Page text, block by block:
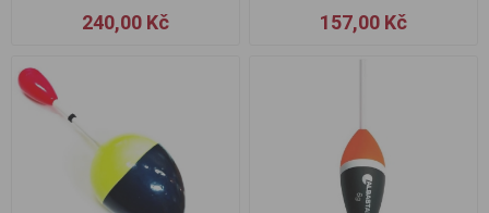
240,00 Kč 157,00 Kč